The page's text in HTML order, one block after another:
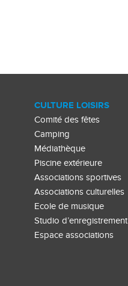
CULTURE LOISIRS
Comité des fêtes
Camping
Médiathèque
Piscine extérieure
Associations sportives
Associations culturelles
Ecole de musique
Studio d’enregistrement
Espace associations